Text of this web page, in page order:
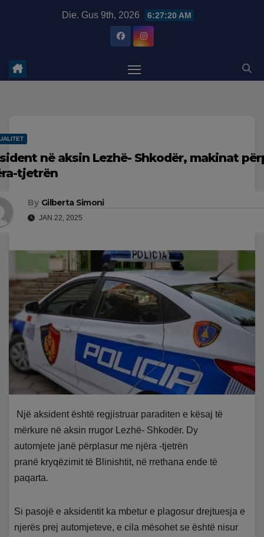
Die. Gus 9th, 2026 6:27:21 AM
në aksin Lezhë- Shkodër, makinat
tjetrën
By Gilberta Simoni
JAN 22, 2025
Një aksident është regjistruar paraditen e kësaj të
mërkure në aksin rrugor Lezhë- Shkodër. Dy
automjete janë përplasur me njëra -tjetrën
pranë kryqëzimit të Blinishtit, në rrethana ende të
paqarta.
Si pasojë e aksidentit ka mbetur e plagosur drejtuesja e
njerës prej automjeteve, e cila mësohet se është nisur